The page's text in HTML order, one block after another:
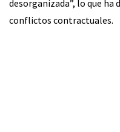
desorganizada”, lo que ha
conflictos contractuales.